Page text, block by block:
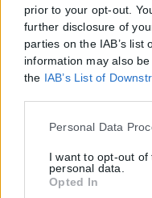
prior to your opt-out.
further disclosure of
parties on the IAB’s list
information may also
the IAB’s List of
Please note that this
but not limited to your
click to grant or deny
tags to use your data
Personal Data
I want to opt-out of
personal data.
Opted In